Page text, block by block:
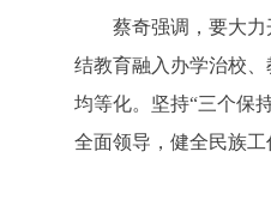
蔡奇强调，要大力开
结教育融入办学治校
均等化。坚持“三个保
全面领导，健全民族